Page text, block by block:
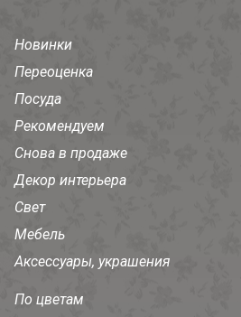
Новинки
Переоценка
Посуда
Рекомендуем
Снова в продаже
Декор интерьера
Свет
Мебель
Аксессуары, украшения
По цветам